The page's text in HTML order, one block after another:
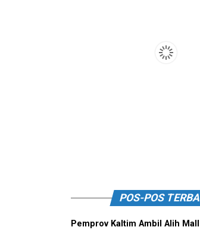
POS-POS
Pemprov Kaltim Ambil Alih